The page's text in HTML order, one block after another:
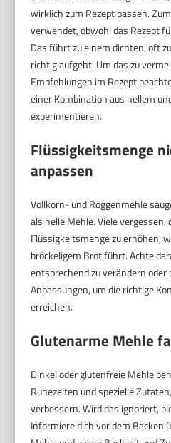
wirklich zum Rezept passen.
verwendet, obwohl das Rezept
Das führt zu einem dichten, oft
richtig aufgeht. Um das zu
Empfehlungen im Rezept
einer Kombination aus hellem
experimentieren.
Flüssigkeitsmenge
anpassen
Vollkorn- und Roggenmehle
als helle Mehle. Viele vergessen,
Flüssigkeitsmenge zu erhöhen,
bröckeligem Brot führt. Achte
entsprechend zu verändern
Anpassungen, um die richtige
erreichen.
Glutenarme Mehle
Dinkel oder glutenfreie Mehle
Ruhezeiten und spezielle
verbessern. Wird das ignoriert,
Informiere dich vor dem Backen